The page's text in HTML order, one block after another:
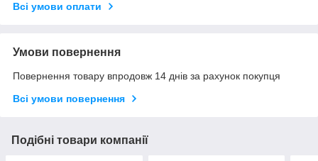
Всі умови оплати
Умови повернення
Повернення товару впродовж 14 днів за рахунок покупця
Всі умови повернення
Подібні товари компанії